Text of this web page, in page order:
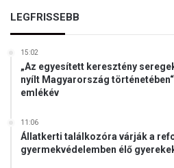
LEGFRISSEBB
15:02
„Az egyesített keresztény
nyílt Magyarország
emlékév
11:06
Állatkerti találkozóra várják a
gyermekvédelemben élő